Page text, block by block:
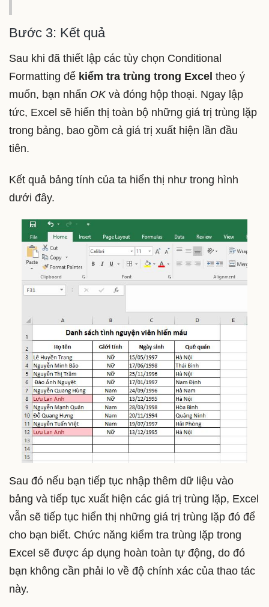
Bước 3: Kết quả
Sau khi đã thiết lập các tùy chọn Conditional
Formatting để kiểm tra trùng trong Excel theo ý
muốn, bạn nhấn OKvà đóng hộp thoại. Ngay lập
tức, Excel sẽ hiển thị toàn bộ những giá trị trùng lặp
trong bảng, bao gồm cả giá trị xuất hiện lần đầu
tiên.
Kết quả bảng tính của ta hiển thị như trong hình
dưới đây.
Sau đó nếu bạn tiếp tục nhập thêm dữ liệu vào
bảng và tiếp tục xuất hiện các giá trị trùng lặp, Excel
vẫn sẽ tiếp tục hiển thị những giá trị trùng lặp đó để
cho bạn biết. Chức năng kiểm tra trùng lặp trong
Excel sẽ được áp dụng hoàn toàn tự động, do đó
bạn không cần phải lo về độ chính xác của thao tác
này.